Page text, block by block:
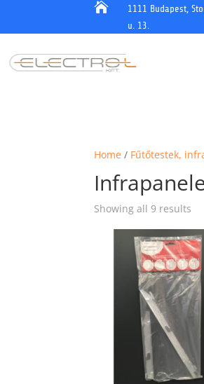

1111 Budapest,
u. 13.
Home / Fűtőtestek,
Showing all 9 results